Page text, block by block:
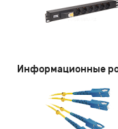
Информационные